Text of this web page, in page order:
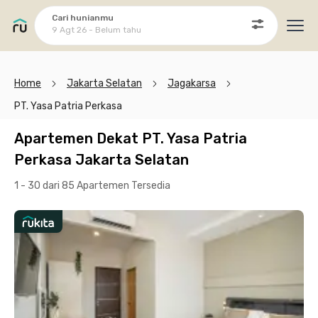
Cari hunianmu
9 Agt 26 - Belum tahu
Home Jakarta Selatan
Jagakarsa
PT. Yasa Patria Perkasa
Apartemen Dekat PT. Yasa Patria
Perkasa Jakarta Selatan
1 - 30 dari 85 Apartemen Tersedia